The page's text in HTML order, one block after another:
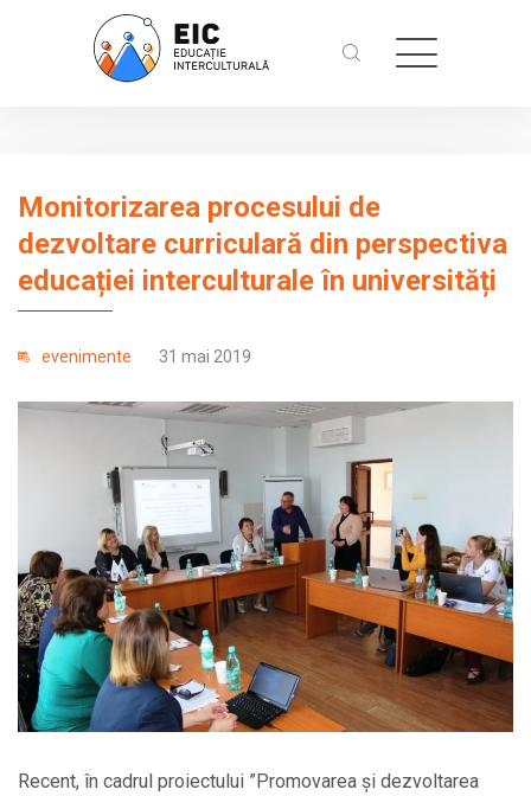
Monitorizarea procesului de
dezvoltare curriculară din perspectiva
educației interculturale în universități
evenimente 31 mai 2019
Recent, în cadrul proiectului ”Promovarea şi dezvoltarea